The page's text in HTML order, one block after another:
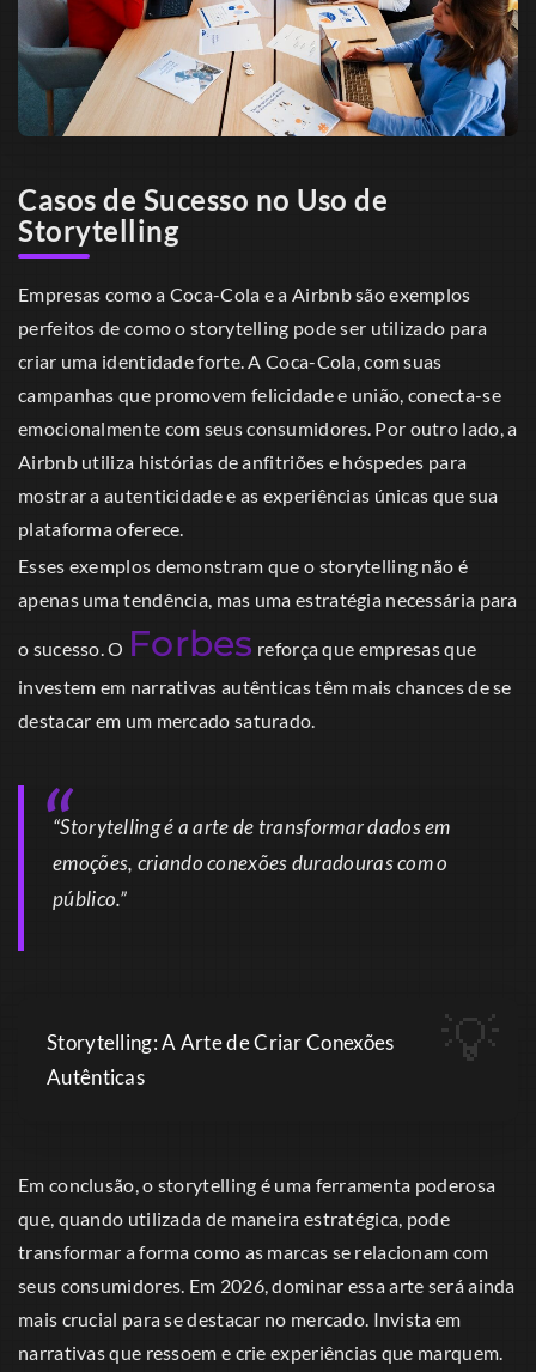
Casos de Sucesso no Uso de
Storytelling
Empresas como a Coca-Cola e a Airbnb são exemplos
perfeitos de como o storytelling pode ser utilizado para
criar uma identidade forte. A Coca-Cola, com suas
campanhas que promovem felicidade e união, conecta-se
emocionalmente com seus consumidores. Por outro lado, a
Airbnb utiliza histórias de anfitriões e hóspedes para
mostrar a autenticidade e as experiências únicas que sua
plataforma oferece.
Esses exemplos demonstram que o storytelling não é
apenas uma tendência, mas uma estratégia necessária para
o sucesso. O Forbes reforça que empresas que
investem em narrativas autênticas têm mais chances de se
destacar em um mercado saturado.
“Storytelling é a arte de transformar dados em
emoções, criando conexões duradouras com o
público.”
Storytelling: A Arte de Criar Conexões
Autênticas
Em conclusão, o storytelling é uma ferramenta poderosa
que, quando utilizada de maneira estratégica, pode
transformar a forma como as marcas se relacionam com
seus consumidores. Em 2026, dominar essa arte será ainda
mais crucial para se destacar no mercado. Invista em
narrativas que ressoem e crie experiências que marquem.